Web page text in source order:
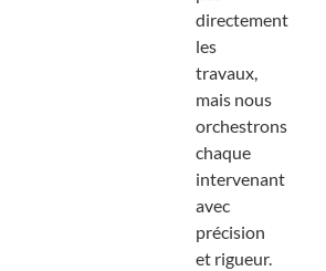
directement
les
travaux,
mais nous
orchestrons
chaque
intervenant
avec
précision
et rigueur.